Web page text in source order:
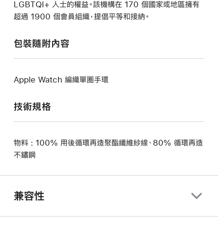
LGBTQI+ 人士的權益。該機構在 170 個國家或地區擁有
超過 1900 個會員組織，提倡平等和接納。
包裝隨附內容
Apple Watch 編織單圈手環
技術規格
物料 : 100% 用後循環再造聚酯纖維紗線、80% 循環再造
不鏽鋼
兼容性